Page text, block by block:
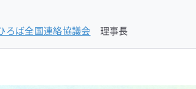
ろば全国連絡協議会 理事長